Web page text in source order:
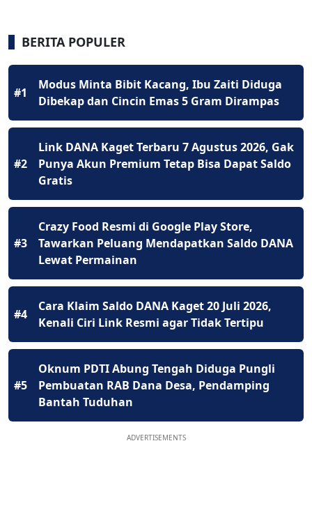
BERITA POPULER
#1
Modus Minta Bibit Kacang, Ibu Zaiti Diduga
Dibekap dan Cincin Emas 5 Gram Dirampas
#2
Link DANA Kaget Terbaru 7 Agustus 2026, Gak
Punya Akun Premium Tetap Bisa Dapat Saldo
Gratis
#3
Crazy Food Resmi di Google Play Store,
Tawarkan Peluang Mendapatkan Saldo DANA
Lewat Permainan
#4
Cara Klaim Saldo DANA Kaget 20 Juli 2026,
Kenali Ciri Link Resmi agar Tidak Tertipu
#5
Oknum PDTI Abung Tengah Diduga Pungli
Pembuatan RAB Dana Desa, Pendamping
Bantah Tuduhan
ADVERTISEMENTS